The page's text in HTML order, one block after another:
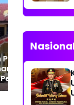
Penganiayaan,
Pertanyakan
“Bukti
Kenapa